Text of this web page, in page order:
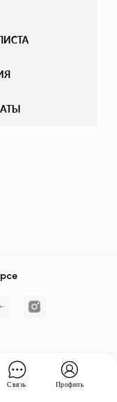
Связь Профиль